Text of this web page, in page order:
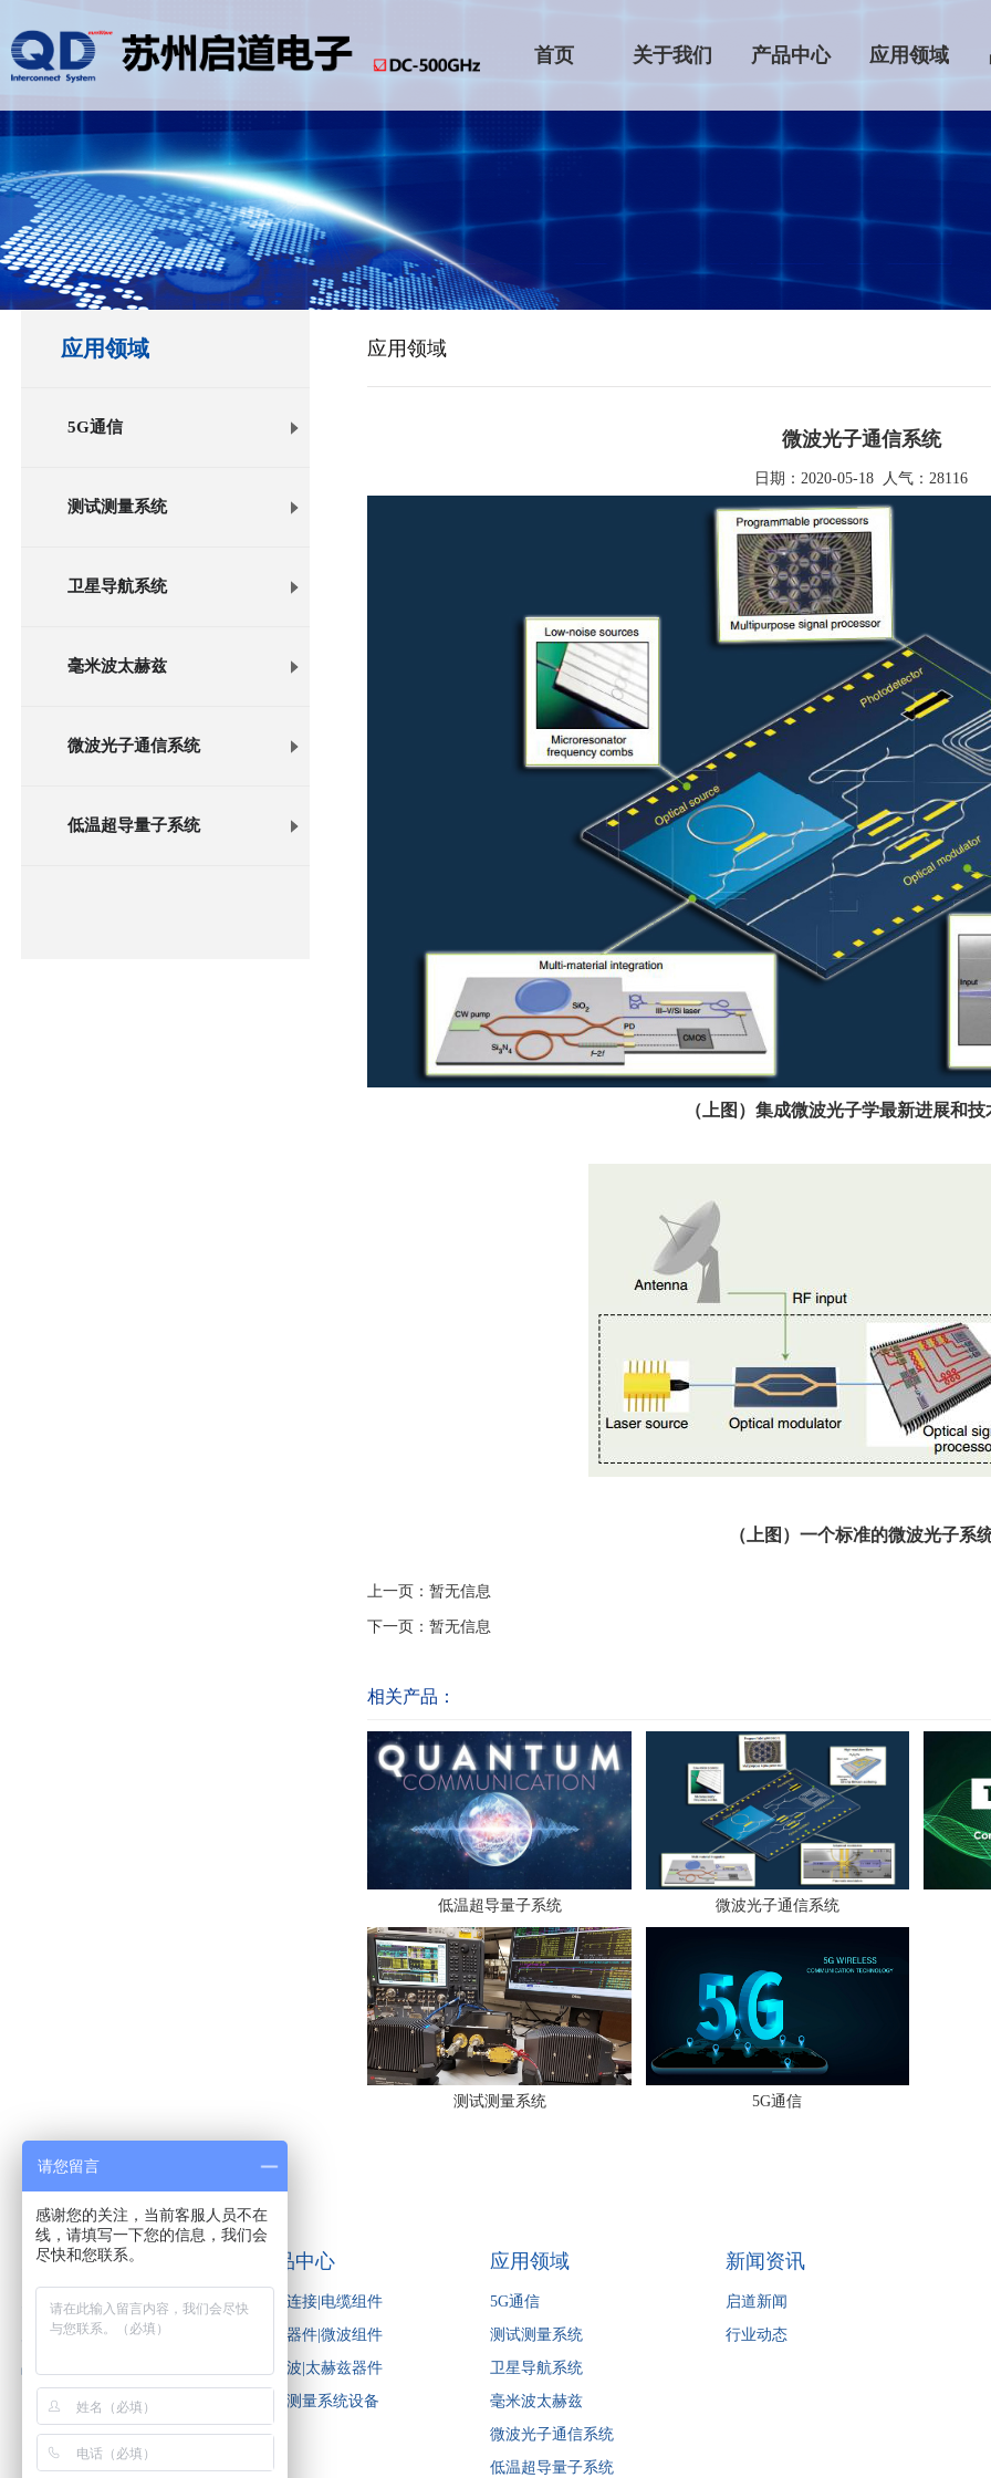
首页 关于我们 产品中心 应用领域
应用领域
5G通信
测试测量系统
卫星导航系统
毫米波太赫兹
微波光子通信系统
低温超导量子系统
应用领域
微波光子通信系统
日期：2020-05-18 人气：28116
（上图）集成微波光子学最新进展和技
（上图）一个标准的微波光子系
上一页：暂无信息
下一页：暂无信息
相关产品：
低温超导量子系统 微波光子通信系统
测试测量系统 5G通信
关于启道
关于启道
启道投资
品牌合作
产品中心
电缆连接|电缆组件
微波器件|微波组件
毫米波|太赫兹器件
测试测量系统设备
应用领域
5G通信
测试测量系统
卫星导航系统
毫米波太赫兹
微波光子通信系统
低温超导量子系统
新闻资讯
启道新闻
行业动态
请您留言
感谢您的关注，当前客服人员不在
线，请填写一下您的信息，我们会
尽快和您联系。